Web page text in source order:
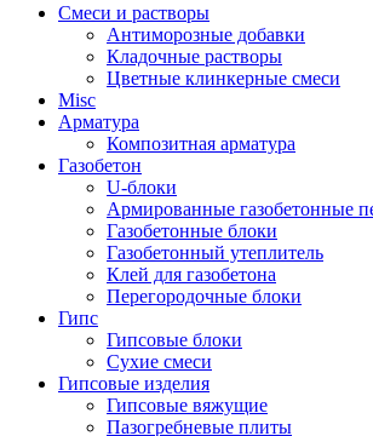
Cмеси и растворы
Антиморозные добавки
Кладочные растворы
Цветные клинкерные смеси
Misc
Арматура
Композитная арматура
Газобетон
U-блоки
Армированные газобетонные
Газобетонные блоки
Газобетонный утеплитель
Клей для газобетона
Перегородочные блоки
Гипс
Гипсовые блоки
Сухие смеси
Гипсовые изделия
Гипсовые вяжущие
Пазогребневые плиты